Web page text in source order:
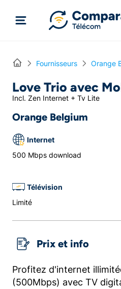
Home Fournisseurs Orange
Love Trio avec
Incl. Zen Internet + Tv Lite
Orange Belgium
Internet
500 Mbps download
Télévision
Limité
Prix et info
Profitez d'internet
(500Mbps) avec TV